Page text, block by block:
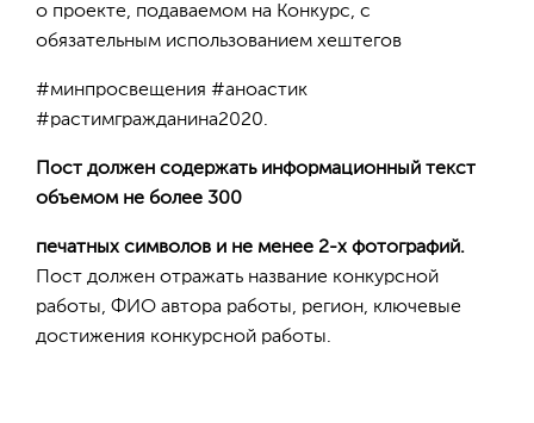
о проекте, подаваемом на Конкурс, с
обязательным использованием хештегов
#минпросвещения #аноастик
#растимгражданина2020.
Пост должен содержать информационный текст
объемом не более 300
печатных символов и не менее 2-х фотографий.
Пост должен отражать название конкурсной
работы, ФИО автора работы, регион, ключевые
достижения конкурсной работы.